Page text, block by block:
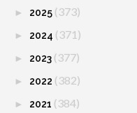
► 2025 (373)
► 2024 (371)
► 2023 (377)
► 2022 (382)
► 2021 (384)